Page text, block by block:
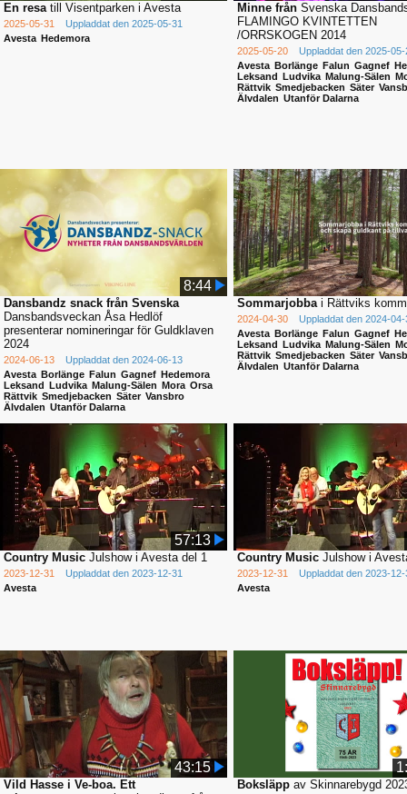
En resatill Visentparken i Avesta
2025-05-31
Uppladdat den 2025-05-31
Avesta Hedemora
Minne från Svenska
FLAMINGO KVINTETTEN
/ORRSKOGEN 2014
2025-05-20
Uppladdat den 2025-05-
Avesta Borlänge Falun Gagnef
Leksand Ludvika Malung-Sälen
Rättvik Smedjebacken Säter
Älvdalen Utanför Dalarna
8:44
Dansbandz snack från Svenska
Dansbandsveckan Åsa Hedlöf
presenterar nomineringar för Guldklaven
2024
2024-06-13
Uppladdat den 2024-06-13
Avesta Borlänge Falun Gagnef Hedemora
Leksand Ludvika Malung-Sälen Mora Orsa
Rättvik Smedjebacken Säter Vansbro
Älvdalen Utanför Dalarna
Sommarjobbai Rättviks
2024-04-30
Uppladdat den 2024-04-
Avesta Borlänge Falun Gagnef
Leksand Ludvika Malung-Sälen
Rättvik Smedjebacken Säter
Älvdalen Utanför Dalarna
57:13
Country Music Julshow i Avesta del 1
2023-12-31
Uppladdat den 2023-12-31
Avesta
Country Music Julshow i
2023-12-31
Uppladdat den 2023-12-
Avesta
43:15
Vild Hasse i Ve-boa. Ett
Boksläpp av Skinnarebygd